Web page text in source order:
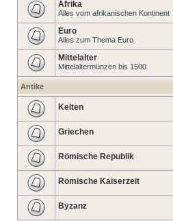
Afrika
Alles vom afrikanischen Kontinent
Euro
Alles zum Thema Euro
Mittelalter
Mittelaltermünzen bis 1500
Antike
Kelten
Griechen
Römische Republik
Römische Kaiserzeit
Byzanz